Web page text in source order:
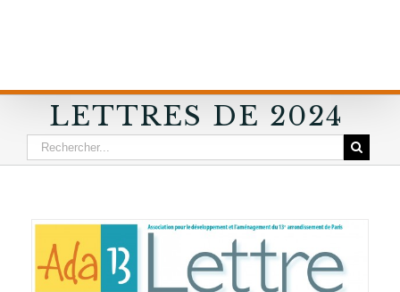
LETTRES DE 2024